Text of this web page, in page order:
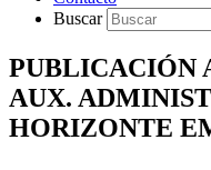
Buscar
PUBLICACIÓN
AUX.
HORIZONTE